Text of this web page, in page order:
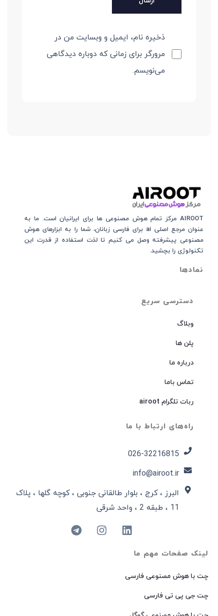
ذخیره نام، ایمیل و وبسایت من در
مرورگر برای زمانی که دوباره دیدگاهی
می‌نویسم.
لینک صفحات مهم ما
چت با هوش مصنوعی فارسی
چت جی پی تی فارسی
دسترسی سریع
وبلاگ
پلن ها
درباره ما
تماس باما
ربات تلگرام airoot
راه‌های ارتباط با ما
026-32216815​
info@airoot.ir
البرز ، کرج ، بلوار طالقانی جنوبی ، کوچه گلها ، پلاک
11 ، طبقه 2 ، واحد شرقی
AIROOT مرکز تمام هوش مصنوعی‌‌‌ ها برای ایرانیان است. ما به
عنوان مرجع اصلی ai برای فارسی زبانان، شما را به ابزارهای هوش
مصنوعی پیشرفته وصل می کنیم تا لذت استفاده از قدرت این
تکنولوژی را بچشید.
نمادها